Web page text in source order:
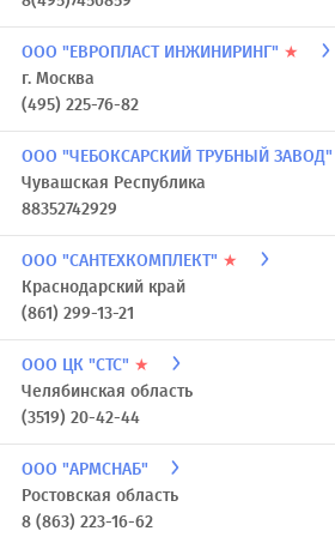
ООО "ЕВРОПЛАСТ ИНЖИНИРИНГ" ★
г. Москва
(495) 225-76-82
ООО "ЧЕБОКСАРСКИЙ ТРУБНЫЙ
Чувашская Республика
88352742929
ООО "САНТЕХКОМПЛЕКТ" ★
Краснодарский край
(861) 299-13-21
ООО ЦК "СТС" ★
Челябинская область
(3519) 20-42-44
ООО "АРМСНАБ"
Ростовская область
8 (863) 223-16-62